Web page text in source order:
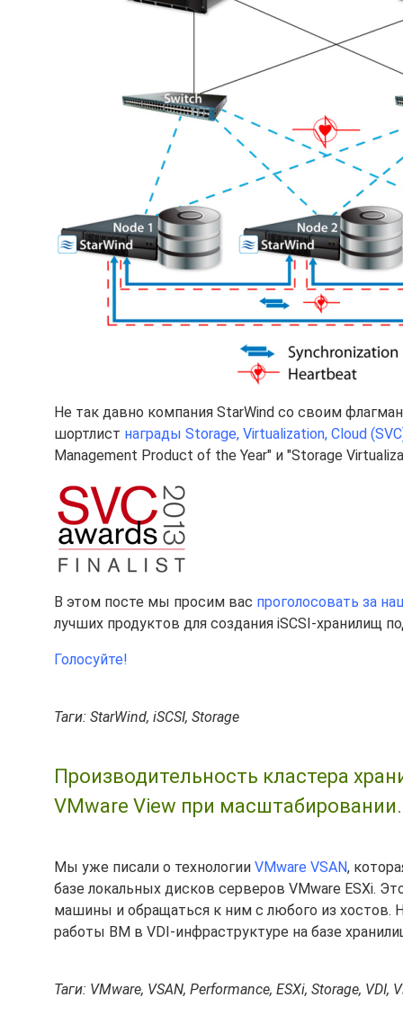
Не так давно компания StarWind со своим
шортлист награды Storage, Virtualization, Cloud
Management Product of the Year" и "Storage
В этом посте мы просим вас проголосовать за
лучших продуктов для создания iSCSI-хранилищ
Голосуйте!
Таги: StarWind, iSCSI, Storage
Производительность кластера
VMware View при масштабировании.
Мы уже писали о технологии VMware VSAN,
базе локальных дисков серверов VMware ESXi.
машины и обращаться к ним с любого из хостов.
работы ВМ в VDI-инфраструктуре на базе
Таги: VMware, VSAN, Performance, ESXi, Storage, VDI,